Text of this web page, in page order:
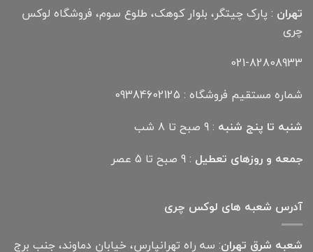
تهران : پارک چیتگر، بلوار کوهک، طلوع سوم، فروشگاه لوکس
چری
021-82808933
شماره مستقیم فروشگاه : 09384602125
شنبه تا پنج شنبه : 9 صبح تا 8 شب
جمعه و روزهای تعطیل : 9 صبح تا 5 عصر
آدرس شعبه های لوکس چری
شعبه شرق تهران: سه راه تهرانپارس، خیابان دماوند، جنب برج